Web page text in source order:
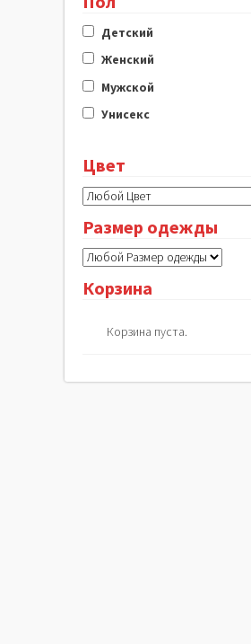
Детский
Женский
Мужской
Унисекс
Цвет
Размер одежды
Корзина
Корзина пуста.